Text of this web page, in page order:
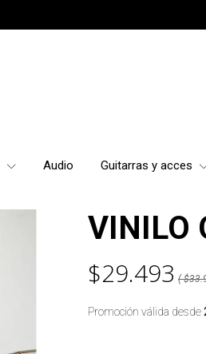
Audio Guitarras y acces
VINILO
$29.493 (
Promoción válida desde